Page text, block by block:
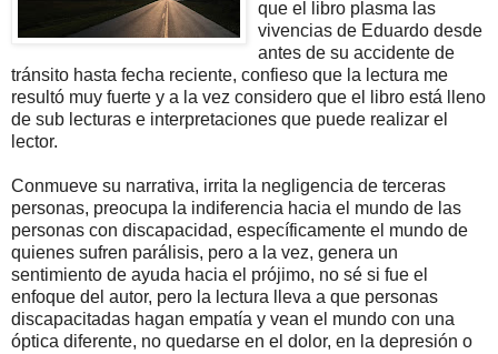
que el libro plasma las
vivencias de Eduardo desde
antes de su accidente de
tránsito hasta fecha reciente, confieso que la lectura me
resultó muy fuerte y a la vez considero que el libro está lleno
de sub lecturas e interpretaciones que puede realizar el
lector.
Conmueve su narrativa, irrita la negligencia de terceras
personas, preocupa la indiferencia hacia el mundo de las
personas con discapacidad, específicamente el mundo de
quienes sufren parálisis, pero a la vez, genera un
sentimiento de ayuda hacia el prójimo, no sé si fue el
enfoque del autor, pero la lectura lleva a que personas
discapacitadas hagan empatía y vean el mundo con una
óptica diferente, no quedarse en el dolor, en la depresión o